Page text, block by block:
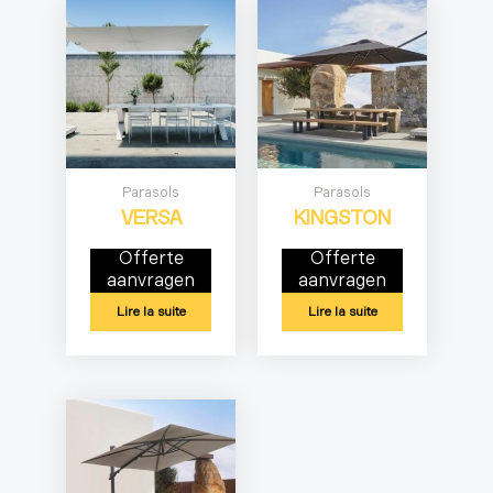
Parasols
VERSA
Offerte
aanvragen
Lire la suite
Parasols
KINGSTON
Offerte
aanvragen
Lire la suite